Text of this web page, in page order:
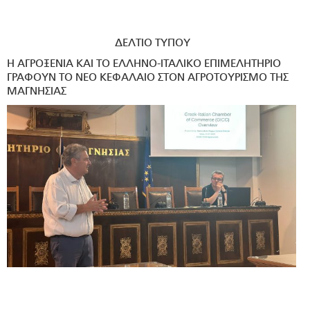
ΔΕΛΤΙΟ ΤΥΠΟΥ
Η ΑΓΡΟΞΕΝΙΑ ΚΑΙ ΤΟ ΕΛΛΗΝΟ-ΙΤΑΛΙΚΟ ΕΠΙΜΕΛΗΤΗΡΙΟ
ΓΡΑΦΟΥΝ ΤΟ ΝΕΟ ΚΕΦΑΛΑΙΟ ΣΤΟΝ ΑΓΡΟΤΟΥΡΙΣΜΟ ΤΗΣ
ΜΑΓΝΗΣΙΑΣ